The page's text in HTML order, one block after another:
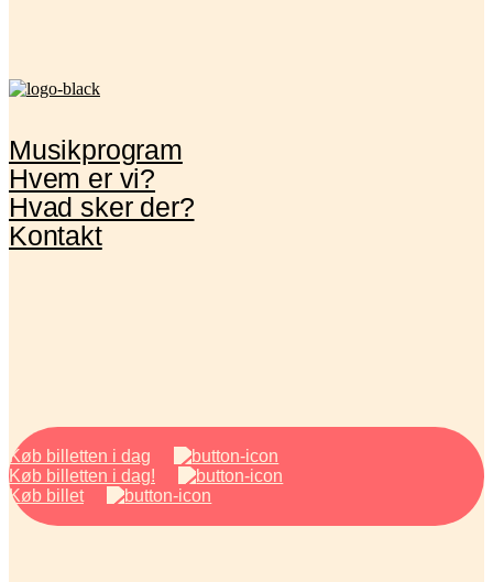
Musikprogram
Hvem er vi?
Hvad sker der?
Kontakt
Køb billetten i dag
Køb billetten i dag!
Køb billet